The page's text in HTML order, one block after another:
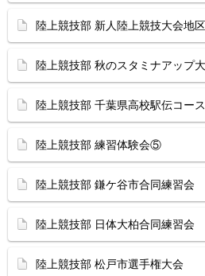
陸上競技部 新人陸上競技大会地
陸上競技部 秋のスタミナアップ
陸上競技部 千葉県高校駅伝コー
陸上競技部 練習体験会⑤
陸上競技部 鎌ケ谷市合同練習会
陸上競技部 日体大柏合同練習会
陸上競技部 松戸市選手権大会